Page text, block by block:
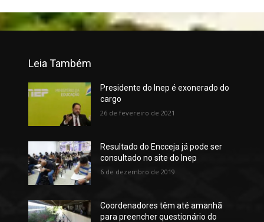
Leia Também
Presidente do Inep é exonerado do
cargo
26 de fevereiro de 2021
Resultado do Encceja já pode ser
consultado no site do Inep
6 de dezembro de 2019
Coordenadores têm até amanhã
para preencher questionário do